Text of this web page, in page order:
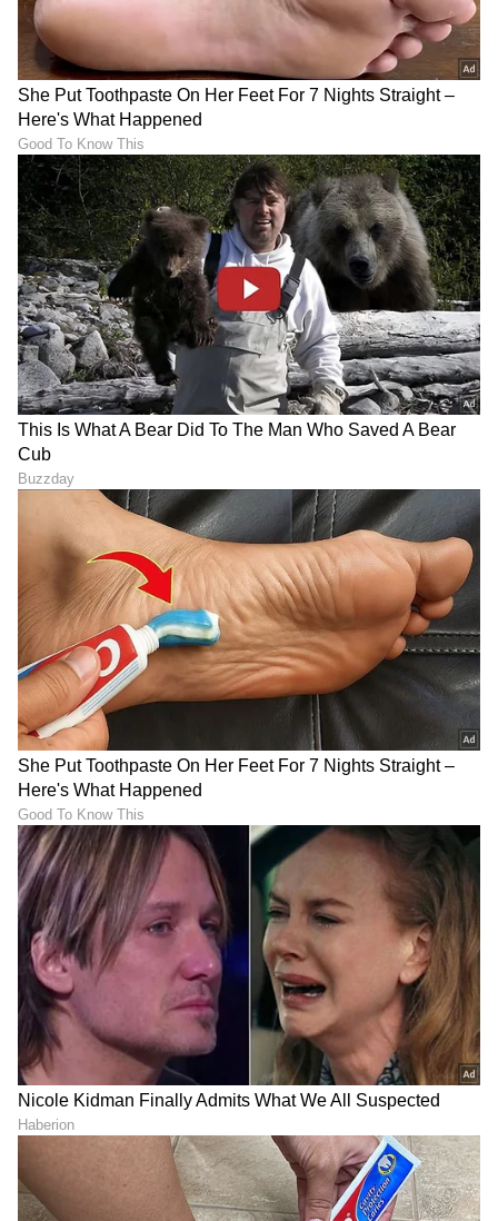
DOWNLOAD APP
RECOMMENDED STORIES
'ಆತ ಸಿಂಹವಾದರೆ, ಅವನ ತಂದೆ
ನಾನೂ ಸಿಂಹವೇ'.. ಮಗ
ಅಭಿಷೇಕ್ ಬಚ್ಚನ್ ಬಗ್ಗೆ ಹೀಗ್
ಹೇಳಿದ್ಯಾಕೆ ಬಿಗ್ ಬಿ?!
ಯಾರಿಗೂ ಗೊತ್ತಿರದ ಯಶ್
‘ಟಾಕ್ಸಿಕ್’ ಡೀಲ್: ಸಂಭಾವನೆ ಬಗ್ಗೆ
ಬಯಲಾಯ್ತು ಶಾಕಿಂಗ್ ಮಾಹಿತಿ!
‘ಟಾಕ್ಸಿಕ್’ಗಾಗಿ ರಾಧಿಕಾ ಪಂಡಿತ್
ಏನು ಮಾಡಿದ್ದಾರೆ? ಯಶ್
ಮಾತಿನಲ್ಲಿ ಬಯಲಾಯ್ತು ಅಸಲಿ
ವಿಷಯ
ಹಾಲಿವುಡ್ ಸ್ಟುಡಿಯೋದಲ್ಲಿ
ಬೆಂಗಳೂರಿನ 'ಮೆಜೆಸ್ಟಿಕ್'
ಏರಿಯಾದ ಸೀಕ್ರೆಟ್ ಬಿಚ್ಚಿಟ್ಟ
ಯಶ್.. 'ಸ್ಟೇಡಿಯಂ' ಅಂದಿದ್ಯಾಕೆ?
LATEST VIDEOS
"ರಾಜಕೀಯ ಬೇಡ, ಸಿನಿಮಾನೇ ಪ್ರಾಣ":
ಕನಕೋತ್ಸವದಲ್ಲಿ ರಿಷಬ್ ಶೆಟ್ಟಿ | Rishab
Shetty speech | Suvarna News